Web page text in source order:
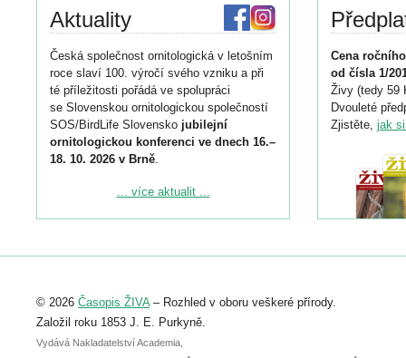
Aktuality
Česká společnost ornitologická v letošním
roce slaví 100. výročí svého vzniku a při
té příležitosti pořádá ve spolupráci
se Slovenskou ornitologickou společností
SOS/BirdLife Slovensko jubilejní
ornitologickou konferenci ve dnech 16.–
18. 10. 2026 v Brně.
Podrobnější informace ke konferenci
Registrovat se můžete do 6. září.
abstraktu přihlášené přednášky nebo
posteru je už 30. června.
... více aktualit ...
Cena
od čísla 1/
Živy (tedy 59
Dvouleté
Zjistěte, jak
© 2026 Časopis ŽIVA– Rozhled v oboru veškeré přírody.
Založil roku 1853 J. E. Purkyně.
Vydává Nakladatelství Academia,